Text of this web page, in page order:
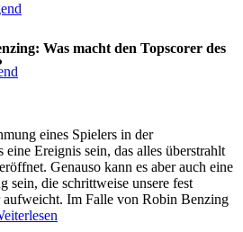
Was macht den Topscorer des
eines Spielers in der
Ereignis sein, das alles überstrahlt
Genauso kann es aber auch eine
die schrittweise unsere fest
aufweicht. Im Falle von Robin Benzing